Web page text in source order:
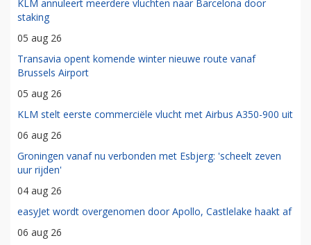
KLM annuleert meerdere vluchten naar Barcelona door
staking
05 aug 26
Transavia opent komende winter nieuwe route vanaf
Brussels Airport
05 aug 26
KLM stelt eerste commerciële vlucht met Airbus A350-900 uit
06 aug 26
Groningen vanaf nu verbonden met Esbjerg: 'scheelt zeven
uur rijden'
04 aug 26
easyJet wordt overgenomen door Apollo, Castlelake haakt af
06 aug 26